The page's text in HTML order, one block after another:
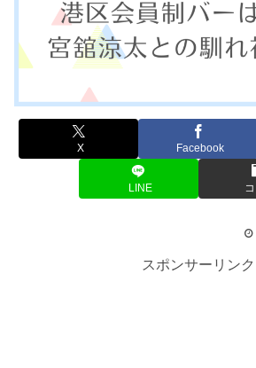
X Facebook
LINE
スポンサーリンク